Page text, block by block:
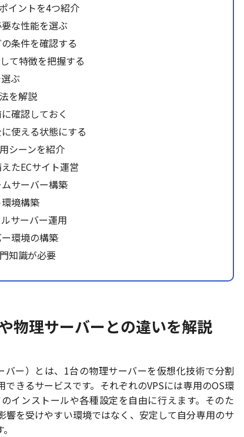
イントを4つ紹介
な性能を選ぶ
条件を確認する
て特徴を把握する
ぶ
を解説
確認しておく
使える状態にする
シーンを紹介
たECサイト運営
サーバー構築
境構築
サーバー運用
環境の構築
知識が必要
物理サーバーとの違いを解説
ー）とは、1台の物理サーバーを仮想化技術で分割
きるサービスです。それぞれのVPSには専用のOS環
インストールや各種設定を自由に行えます。そのた
を受けやすい環境ではなく、安定して自分専用のサ